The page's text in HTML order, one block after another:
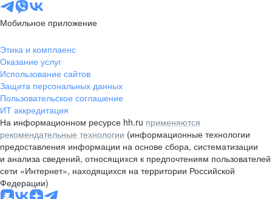
Мобильное приложение
Этика и комплаенс
Оказание услуг
Использование сайтов
Защита персональных данных
Пользовательское соглашение
ИТ аккредитация
На информационном ресурсе hh.ru применяются
рекомендательные технологии (информационные технологии
предоставления информации на основе сбора, систематизации
и анализа сведений, относящихся к предпочтениям пользователей
сети «Интернет», находящихся на территории Российской
Федерации)